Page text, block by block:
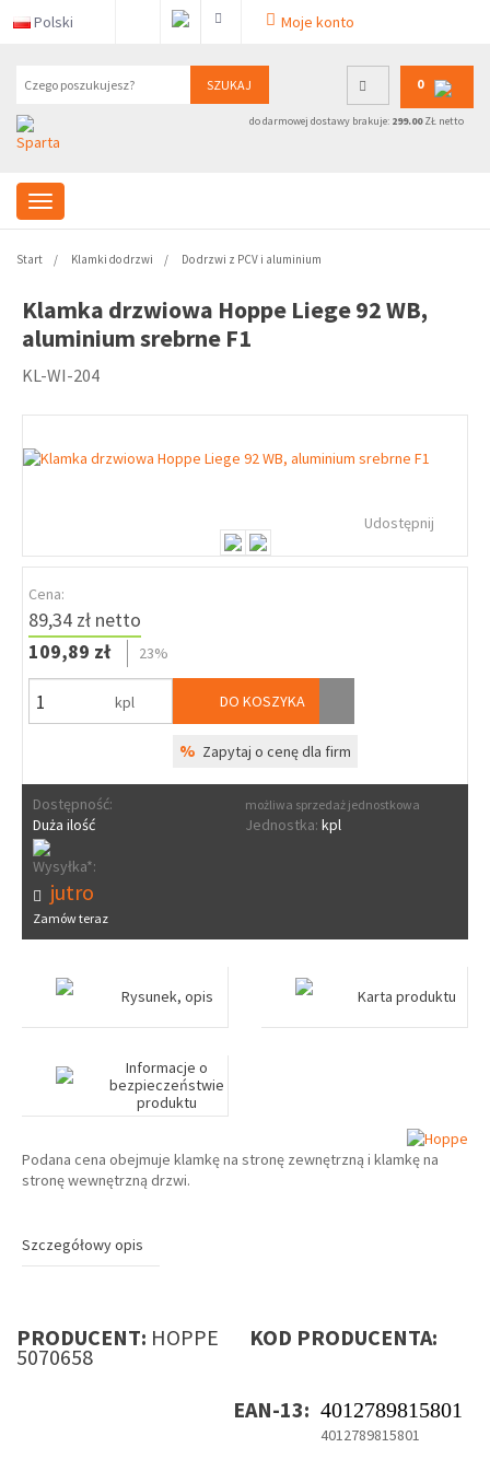
Polski Moje konto
SZUKAJ 0
do darmowej dostawy brakuje: 299.00ZŁ netto
Start Klamki do drzwi Do drzwi z PCV i aluminium
Klamka drzwiowa Hoppe Liege 92 WB,
aluminium srebrne F1
KL-WI-204
Udostępnij
Cena:
89,34 zł netto
109,89 zł
23%
kpl DO KOSZYKA
% Zapytaj o cenę dla firm
Dostępność:
Duża ilość
możliwa sprzedaż jednostkowa
Jednostka: kpl
Wysyłka*:
jutro
Zamów teraz
Rysunek, opis Karta produktu
Informacje o
bezpieczeństwie
produktu
Podana cena obejmuje klamkę na stronę zewnętrzną i klamkę na
stronę wewnętrzną drzwi.
Szczegółowy opis
PRODUCENT: HOPPE KOD PRODUCENTA:
5070658
EAN-13: 4012789815801
4012789815801